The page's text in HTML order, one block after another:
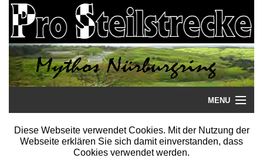
MENU
Startseite
Diese Webseite verwendet Cookies. Mit der Nutzung der
Webseite erklären Sie sich damit einverstanden, dass
Cookies verwendet werden.